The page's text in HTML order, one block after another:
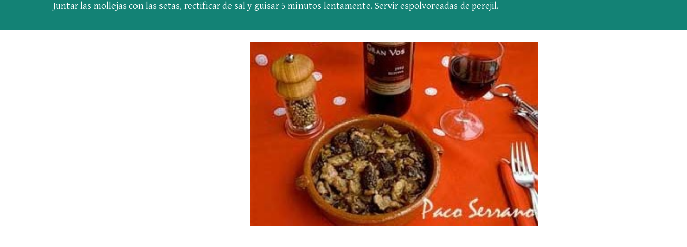
Juntar las mollejas con las setas, rectificar de sal y guisar 5 minutos lentamente. Servir espolvoreadas de perejil.